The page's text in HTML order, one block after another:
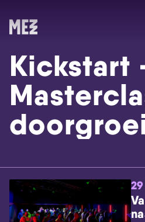
Skip
Kickstart